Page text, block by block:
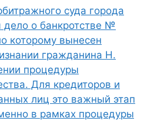
суда города
дело о банкротстве №
которому вынесен
гражданина Н.
процедуры
Для кредиторов и
лиц это важный этап
в рамках процедуры